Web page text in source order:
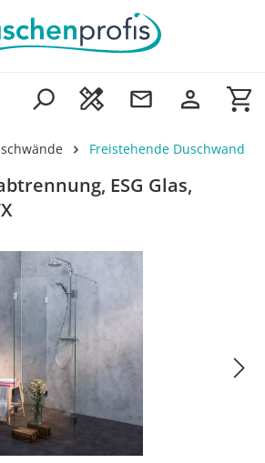
Freistehende Duschwand
ESG Glas,